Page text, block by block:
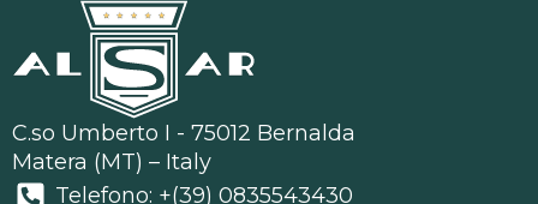
C.so Umberto I - 75012 Bernalda
Matera (MT) – Italy
Telefono: +(39) 0835543430